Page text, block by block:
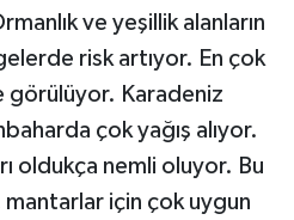
ve yeşillik alanların
risk artıyor. En çok
görülüyor. Karadeniz
çok yağış alıyor.
oldukça nemli oluyor. Bu
mantarlar için çok uygun